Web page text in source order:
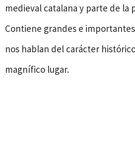
medieval catalana y parte de la
Contiene grandes e
nos hablan del carácter
magnífico lugar.